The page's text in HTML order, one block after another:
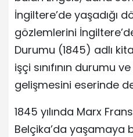
İngiltere’de yaşadığı
gözlemlerini İngiltere’de
Durumu (1845) adlı
işçi sınıfının durumu
gelişmesini eserinde
1845 yılında Marx
Belçika’da yaşamaya